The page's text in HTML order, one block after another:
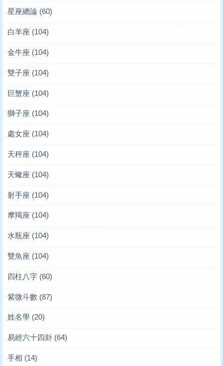
星座總論 (60)
白羊座 (104)
金牛座 (104)
雙子座 (104)
巨蟹座 (104)
獅子座 (104)
處女座 (104)
天秤座 (104)
天蠍座 (104)
射手座 (104)
摩羯座 (104)
水瓶座 (104)
雙魚座 (104)
四柱八字 (60)
紫微斗數 (87)
姓名學 (20)
易經六十四卦 (64)
手相 (14)